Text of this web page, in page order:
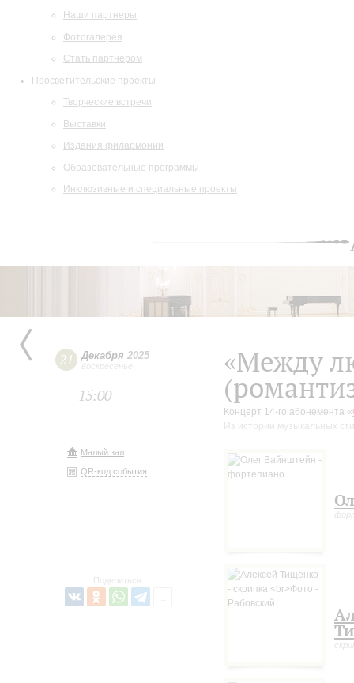
Наши партнеры
Фотогалерея
Стать партнером
Просветительские проекты
Творческие встречи
Выставки
Издания филармонии
Образовательные программы
Инклюзивные и специальные проекты
21 Декабря 2025
воскресенье
15:00
Малый зал
QR-код события
Поделиться:
«Между
Концерт 14-го абонемента «
Из истории музыкальных